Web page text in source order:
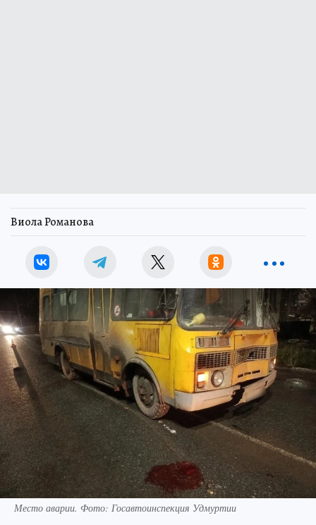
Виола Романова
Место аварии. Фото: Госавтоинспекция Удмуртии